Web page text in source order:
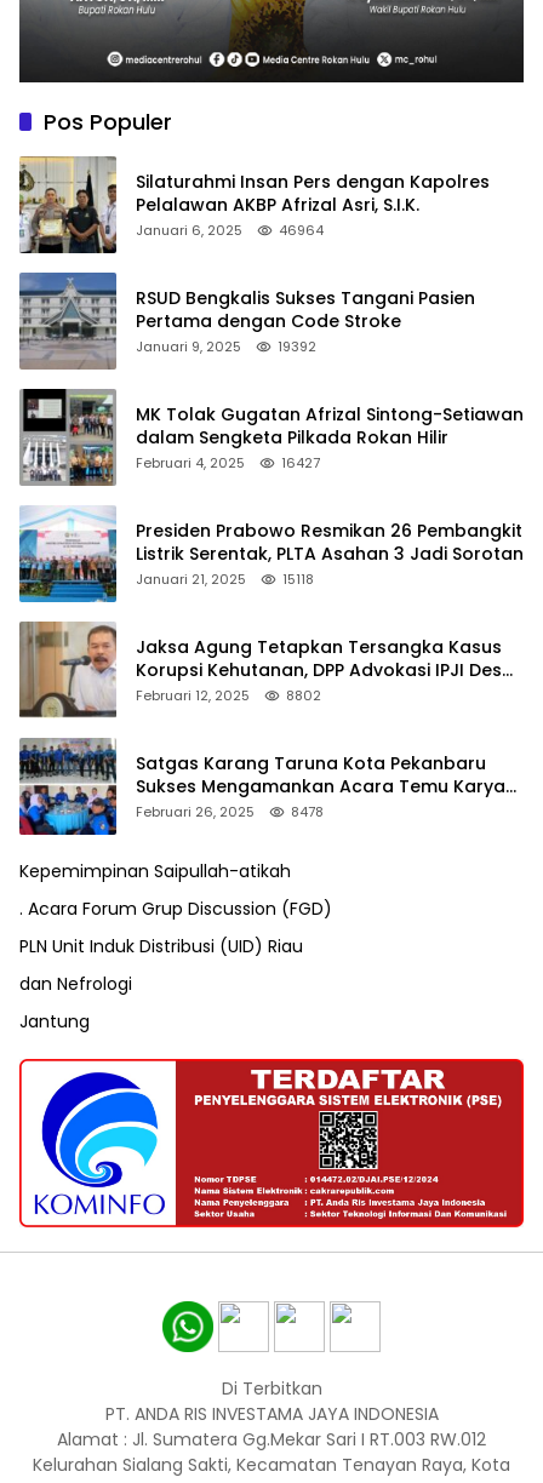
Pos Populer
Silaturahmi Insan Pers dengan Kapolres
Pelalawan AKBP Afrizal Asri, S.I.K.
Januari 6, 2025 46964
RSUD Bengkalis Sukses Tangani Pasien
Pertama dengan Code Stroke
Januari 9, 2025 19392
MK Tolak Gugatan Afrizal Sintong-Setiawan
dalam Sengketa Pilkada Rokan Hilir
Februari 4, 2025 16427
Presiden Prabowo Resmikan 26 Pembangkit
Listrik Serentak, PLTA Asahan 3 Jadi Sorotan
Januari 21, 2025 15118
Jaksa Agung Tetapkan Tersangka Kasus
Korupsi Kehutanan, DPP Advokasi IPJI Desak
Pengusutan Pajak RAPP
Februari 12, 2025 8802
Satgas Karang Taruna Kota Pekanbaru
Sukses Mengamankan Acara Temu Karya
VII Karang Taruna Pekanbaru
Februari 26, 2025 8478
Kepemimpinan Saipullah-atikah
. Acara Forum Grup Discussion (FGD)
PLN Unit Induk Distribusi (UID) Riau
dan Nefrologi
Jantung
Di Terbitkan
PT. ANDA RIS INVESTAMA JAYA INDONESIA
Alamat : Jl. Sumatera Gg.Mekar Sari I RT.003 RW.012
Kelurahan Sialang Sakti, Kecamatan Tenayan Raya, Kota